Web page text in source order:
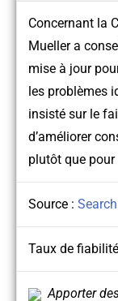
Concernant la
Mueller a
mise à jour
les problèmes
insisté sur le
d’améliorer
plutôt que pour
Source :
Taux de
Apporter